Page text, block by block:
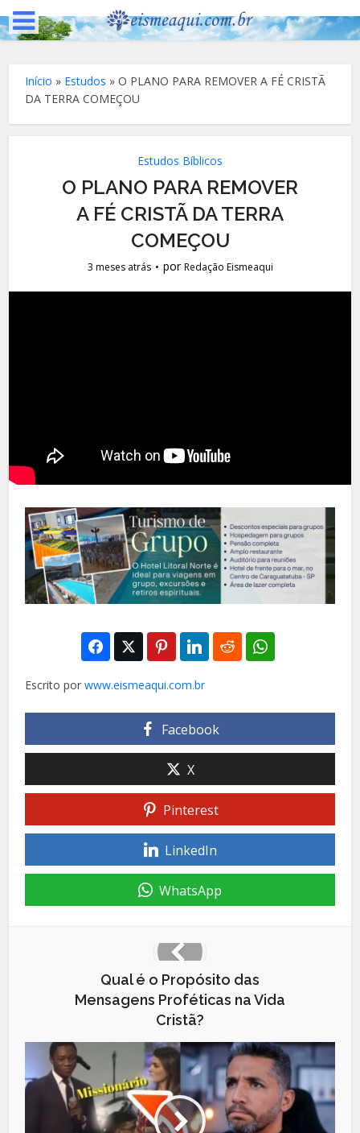
Início » Estudos »O PLANO PARA REMOVER A FÉ CRISTÃ
DA TERRA COMEÇOU
Estudos Bíblicos
O PLANO PARA REMOVER
A FÉ CRISTÃ DA TERRA
COMEÇOU
3 meses atrás porRedação Eismeaqui
Escrito porwww.eismeaqui.com.br
Facebook
X
Pinterest
LinkedIn
WhatsApp
Qual é o Propósito das
Mensagens Proféticas na Vida
Cristã?